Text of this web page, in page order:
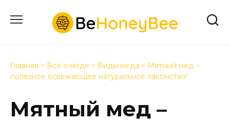
содержанию
Главная > Всё о мёде > Виды мёда > Мятный мед –
полезное освежающее натуральное лакомство!
Мятный мед –